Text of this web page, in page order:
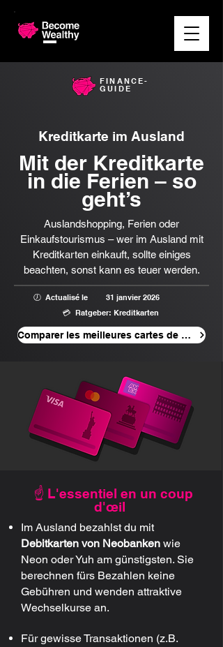
FINANCE-
GUIDE
Kreditkarte im Ausland
Mit der Kreditkarte
in die Ferien – so
geht’s
Auslandshopping, Ferien oder
Einkaufstourismus – wer im Ausland mit
Kreditkarten einkauft, sollte einiges
beachten, sonst kann es teuer werden.
🕖 Actualisé le
31 janvier 2026
💳 Ratgeber: Kreditkarten
Comparer les meilleures cartes de crédit
☝️ L'essentiel en un coup
d'œil
Im Ausland bezahlst du mit
Debitkarten von Neobanken wie
Neon oder Yuh am günstigsten. Sie
berechnen fürs Bezahlen keine
Gebühren und wenden attraktive
Wechselkurse an.
Für gewisse Transaktionen (z.B.